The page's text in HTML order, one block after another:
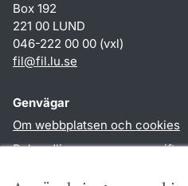
Box 192
221 00 LUND
046-222 00 00 (vxl)
fil@fil.lu.se
Genvägar
Om webbplatsen och cookies
Behandling av personuppgifter